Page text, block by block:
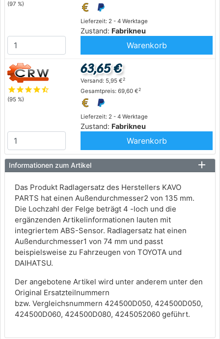
(97 %)
Lieferzeit: 2 - 4 Werktage
Zustand: Fabrikneu
Warenkorb
starstarstarstarstar_half
(95 %)
Lieferzeit: 2 - 4 Werktage
Zustand: Fabrikneu
63,65 €
Versand: 5,95 €2
Gesamtpreis: 69,60 €2
Warenkorb
Informationen zum Artikel
Das Produkt Radlagersatz des Herstellers KAVO
PARTS hat einen Außendurchmesser2 von 135 mm.
Die Lochzahl der Felge beträgt 4 -loch und die
ergänzenden Artikelinformationen lauten mit
integriertem ABS-Sensor. Radlagersatz hat einen
Außendurchmesser1 von 74 mm und passt
beispielsweise zu Fahrzeugen von TOYOTA und
DAIHATSU.
Der angebotene Artikel wird unter anderem unter den
Original Ersatzteilnummern
bzw. Vergleichsnummern 424500D050, 424500D050,
424500D060, 424500D080, 4245052060 geführt.